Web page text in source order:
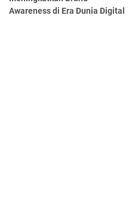
Awareness di Era Dunia Digital